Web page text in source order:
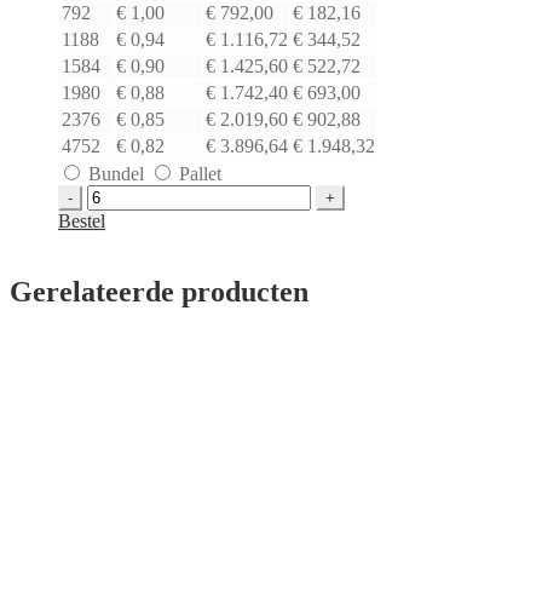
792
€ 1,00 € 792,00
€ 182,16
1188
€ 0,94 € 1.116,72 € 344,52
1584
€ 0,90 € 1.425,60 € 522,72
1980
€ 0,88 € 1.742,40 € 693,00
2376
€ 0,85 € 2.019,60 € 902,88
4752
€ 0,82 € 3.896,64 € 1.948,32
Bundel
Pallet
Tape
PP
48
Bestel
Gerelateerde producten